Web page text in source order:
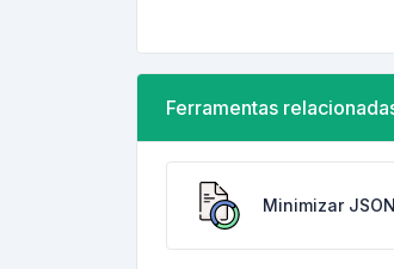
Ferramentas
Minimizar JSON